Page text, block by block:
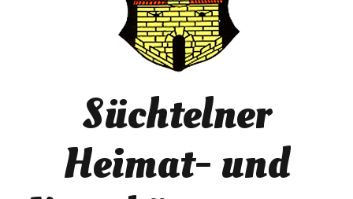
Süchtelner
Heimat- und